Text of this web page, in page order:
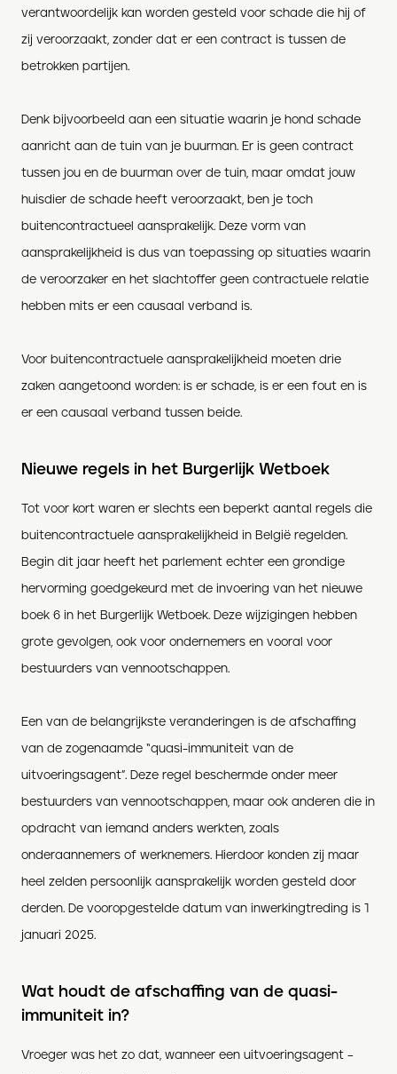
verantwoordelijk kan worden gesteld voor schade die hij of
zij veroorzaakt, zonder dat er een contract is tussen de
betrokken partijen.
Denk bijvoorbeeld aan een situatie waarin je hond schade
aanricht aan de tuin van je buurman. Er is geen contract
tussen jou en de buurman over de tuin, maar omdat jouw
huisdier de schade heeft veroorzaakt, ben je toch
buitencontractueel aansprakelijk. Deze vorm van
aansprakelijkheid is dus van toepassing op situaties waarin
de veroorzaker en het slachtoffer geen contractuele relatie
hebben mits er een causaal verband is.
Voor buitencontractuele aansprakelijkheid moeten drie
zaken aangetoond worden: is er schade, is er een fout en is
er een causaal verband tussen beide.
Nieuwe regels in het Burgerlijk Wetboek
Tot voor kort waren er slechts een beperkt aantal regels die
buitencontractuele aansprakelijkheid in België regelden.
Begin dit jaar heeft het parlement echter een grondige
hervorming goedgekeurd met de invoering van het nieuwe
boek 6 in het Burgerlijk Wetboek. Deze wijzigingen hebben
grote gevolgen, ook voor ondernemers en vooral voor
bestuurders van vennootschappen.
Een van de belangrijkste veranderingen is de afschaffing
van de zogenaamde “quasi-immuniteit van de
uitvoeringsagent”. Deze regel beschermde onder meer
bestuurders van vennootschappen, maar ook anderen die in
opdracht van iemand anders werkten, zoals
onderaannemers of werknemers. Hierdoor konden zij maar
heel zelden persoonlijk aansprakelijk worden gesteld door
derden. De vooropgestelde datum van inwerkingtreding is 1
januari 2025.
Wat houdt de afschaffing van de quasi-
immuniteit in?
Vroeger was het zo dat, wanneer een uitvoeringsagent –